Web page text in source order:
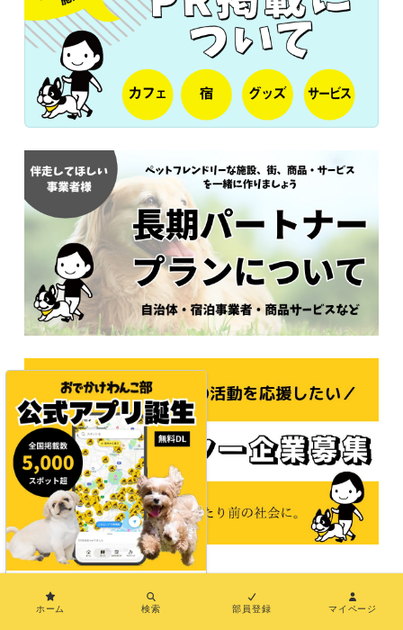
© 2021おでかけわんこ部
ホーム 検索 部員登録 マイページ